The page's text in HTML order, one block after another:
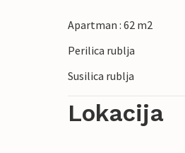
Apartman : 62 m2
Perilica rublja
Susilica rublja
Lokacija